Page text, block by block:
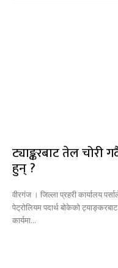
ट्याङ्करबाट तेल चोरी
हुन् ?
वीरगंज । जिल्ला प्रहरी कार्यालय
पेट्रोलियम पदार्थ बोकेको
कार्यमा...